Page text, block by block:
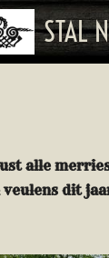
STAL
alle
veulens dit